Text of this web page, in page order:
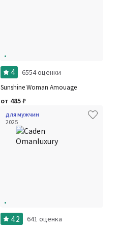
4 6554 оценки
Sunshine Woman Amouage
от 485₽
для мужчин
2025
4.2 641 оценка